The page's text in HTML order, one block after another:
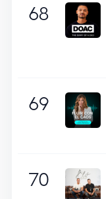
68
69
70